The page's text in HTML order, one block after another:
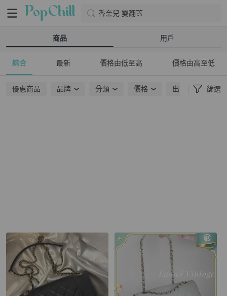
香奈兒 雙翻蓋
商品 用戶
綜合 最新 價格由低至高 價格由高至低
優惠商品 品牌 分類 價格 出貨地點 篩選